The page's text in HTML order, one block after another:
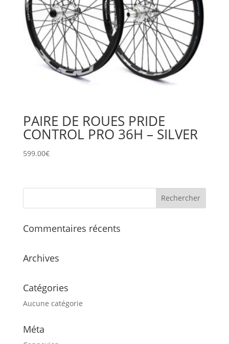
PAIRE DE ROUES PRIDE
CONTROL PRO 36H – SILVER
599.00€
Commentaires récents
Archives
Catégories
Aucune catégorie
Méta